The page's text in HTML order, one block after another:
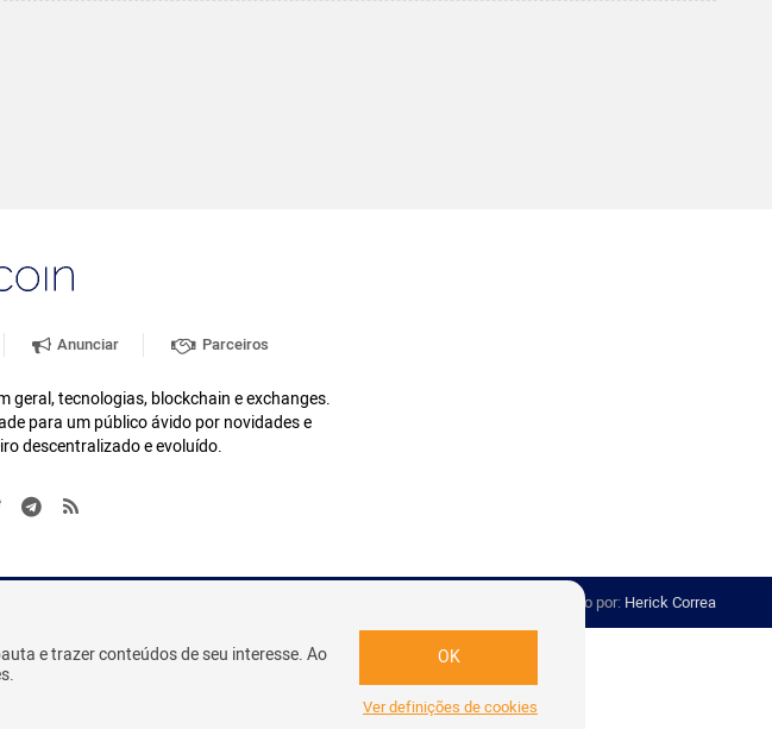
Anunciar Parceiros
geral, tecnologias, blockchain e exchanges.
para um público ávido por novidades e
descentralizado e evoluído.
Desenvolvido por: Herick Correa
e trazer conteúdos de seu interesse. Ao
OK
Ver definições de cookies